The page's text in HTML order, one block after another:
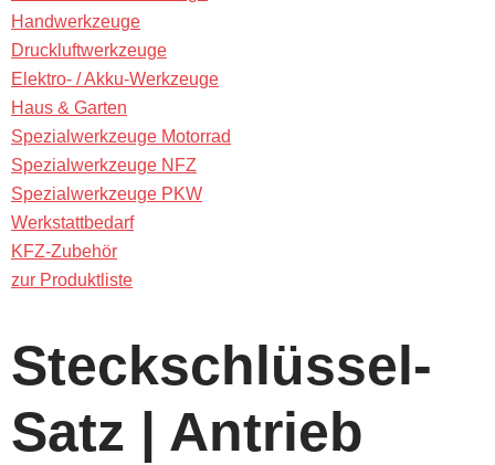
Handwerkzeuge
Druckluftwerkzeuge
Elektro- / Akku-Werkzeuge
Haus & Garten
Spezialwerkzeuge Motorrad
Spezialwerkzeuge NFZ
Spezialwerkzeuge PKW
Werkstattbedarf
KFZ-Zubehör
zur Produktliste
Steckschlüssel-
Satz | Antrieb